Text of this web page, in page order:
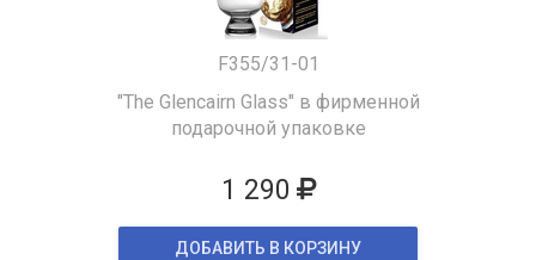
F355/31-01
"The Glencairn Glass" в фирменной
подарочной упаковке
1 290
ДОБАВИТЬ В КОРЗИНУ